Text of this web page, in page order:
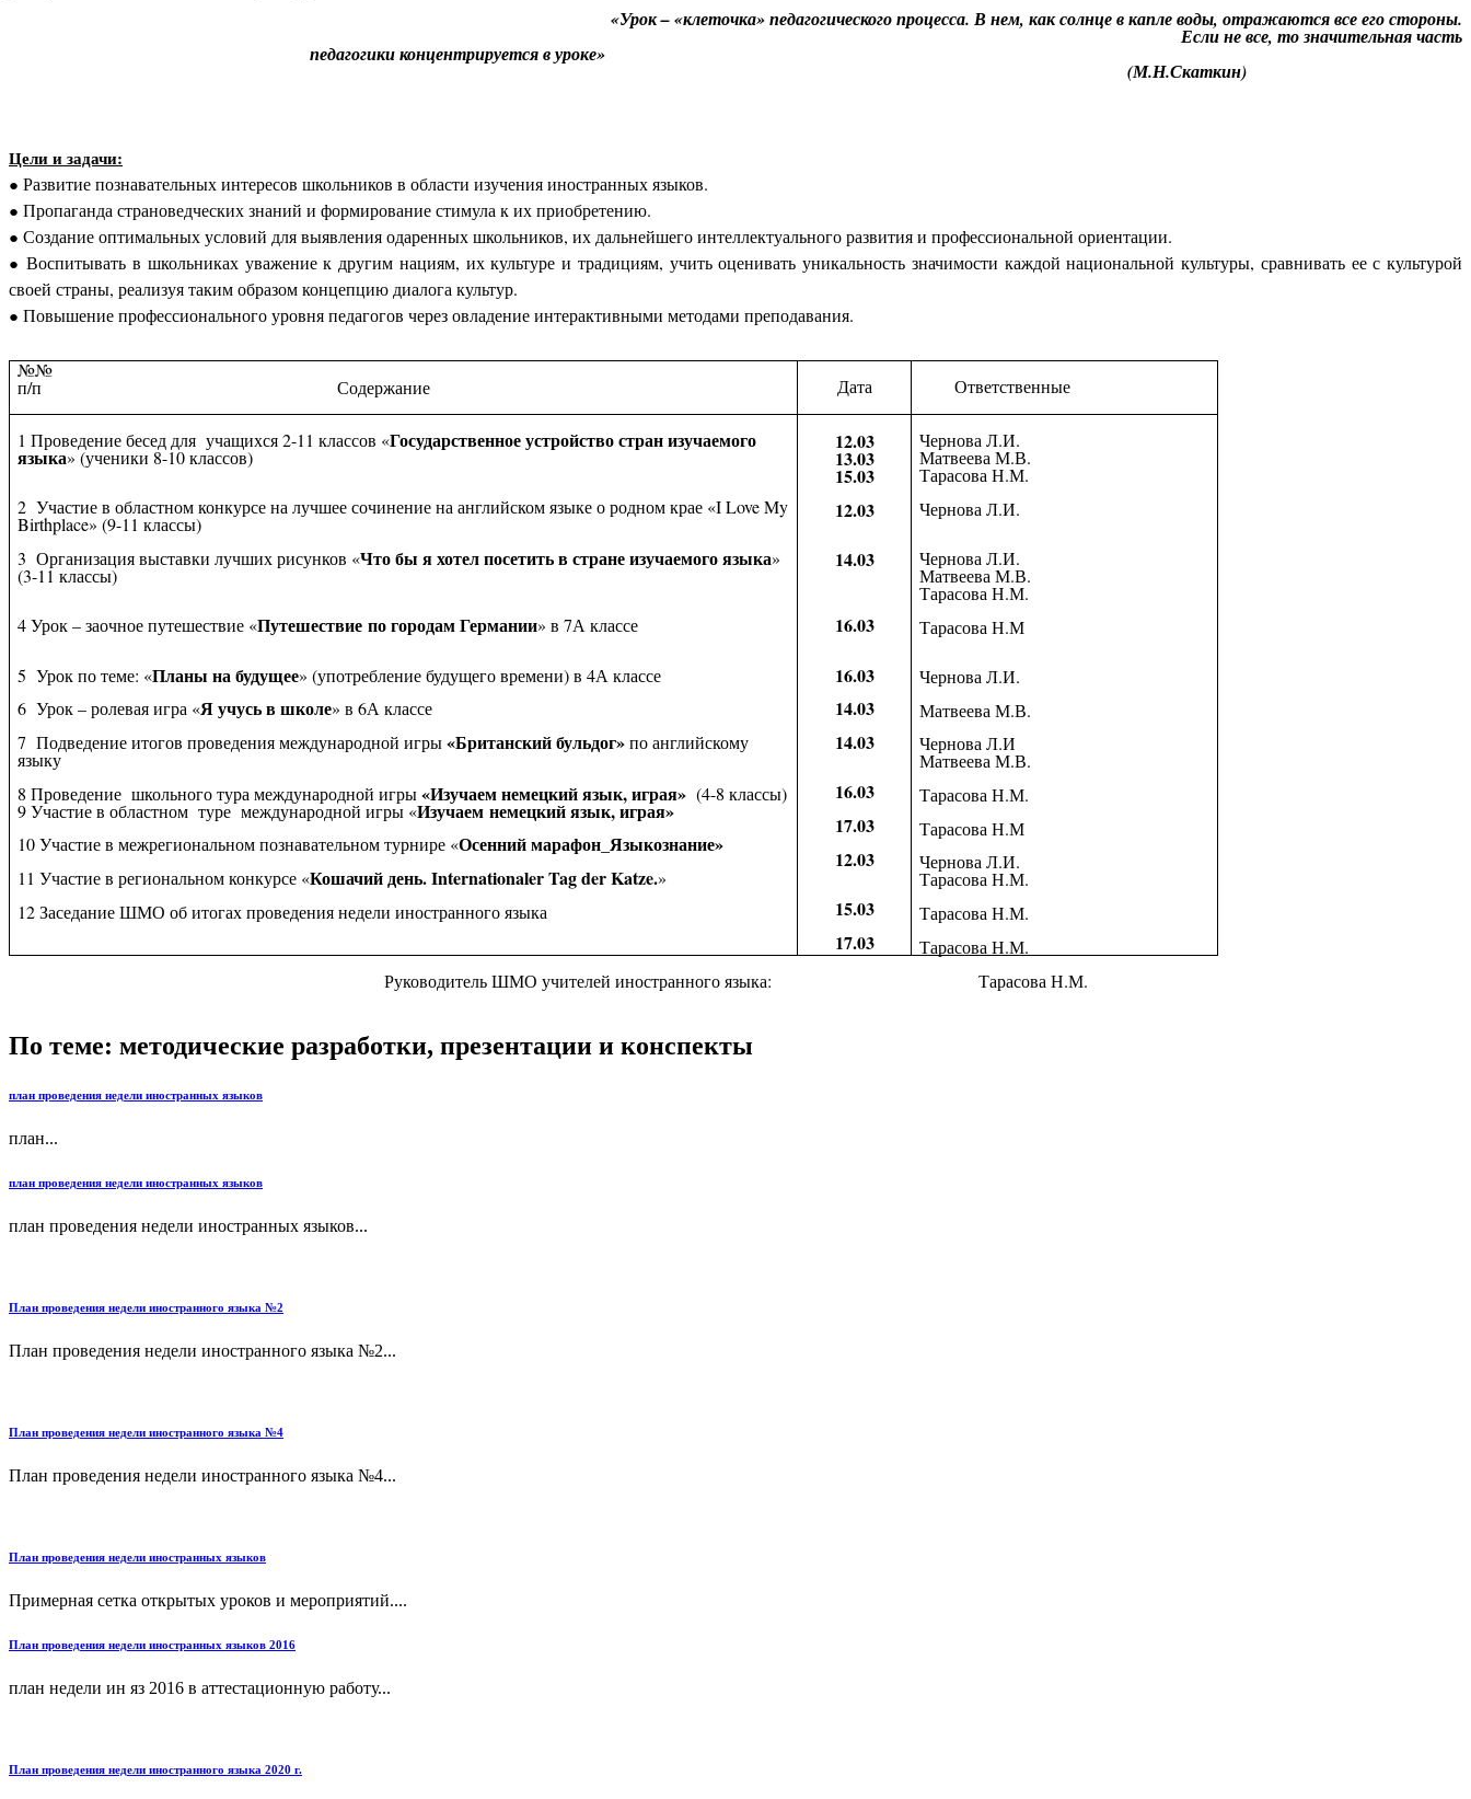
«Урок – «клеточка» педагогического процесса. В нем, как солнце в капле воды, отражаются все его стороны.
Если не все, то значительная часть
педагогики концентрируется в уроке»
(М.Н.Скаткин)
Цели и задачи:
Развитие познавательных интересов школьников в области изучения иностранных языков.
Пропаганда страноведческих знаний и формирование стимула к их приобретению.
Создание оптимальных условий для выявления одаренных школьников, их дальнейшего интеллектуального развития и профессиональной ориентации.
Воспитывать в школьниках уважение к другим нациям, их культуре и традициям, учить оценивать уникальность значимости каждой национальной культуры, сравнивать ее с культурой
своей страны, реализуя таким образом концепцию диалога культур.
Повышение профессионального уровня педагогов через овладение интерактивными методами преподавания.
№№
п/п Содержание Дата Ответственные
1 Проведение бесед для учащихся 2-11 классов «Государственное устройство стран изучаемого
языка» (ученики 8-10 классов)
2 Участие в областном конкурсе на лучшее сочинение на английском языке о родном крае «I Love My
Birthplace» (9-11 классы)
3 Организация выставки лучших рисунков «Что бы я хотел посетить в стране изучаемого языка»
(3-11 классы)
4 Урок – заочное путешествие «Путешествие по городам Германии» в 7А классе
5 Урок по теме: «Планы на будущее» (употребление будущего времени) в 4А классе
6 Урок – ролевая игра «Я учусь в школе» в 6А классе
7 Подведение итогов проведения международной игры«Британский бульдог»по английскому
языку
8 Проведение школьного тура международной игры«Изучаем немецкий язык, играя»(4-8 классы)
9 Участие в областном туре международной игры «Изучаем немецкий язык, играя»
10 Участие в межрегиональном познавательном турнире «Осенний марафон_Языкознание»
11 Участие в региональном конкурсе «Кошачий день. Internationaler Tag der Katze.»
12 Заседание ШМО об итогах проведения недели иностранного языка
12.03
13.03
15.03
12.03
14.03
16.03
16.03
14.03
14.03
16.03
17.03
12.03
15.03
17.03
Чернова Л.И.
Матвеева М.В.
Тарасова Н.М.
Чернова Л.И.
Чернова Л.И.
Матвеева М.В.
Тарасова Н.М.
Тарасова Н.М
Чернова Л.И.
Матвеева М.В.
Чернова Л.И
Матвеева М.В.
Тарасова Н.М.
Тарасова Н.М
Чернова Л.И.
Тарасова Н.М.
Тарасова Н.М.
Тарасова Н.М.
Руководитель ШМО учителей иностранного языка: Тарасова Н.М.
По теме: методические разработки, презентации и конспекты
план проведения недели иностранных языков
план...
план проведения недели иностранных языков
план проведения недели иностранных языков...
План проведения недели иностранного языка №2
План проведения недели иностранного языка №2...
План проведения недели иностранного языка №4
План проведения недели иностранного языка №4...
План проведения недели иностранных языков
Примерная сетка открытых уроков и мероприятий....
План проведения недели иностранных языков 2016
план недели ин яз 2016 в аттестационную работу...
План проведения недели иностранного языка 2020 г.